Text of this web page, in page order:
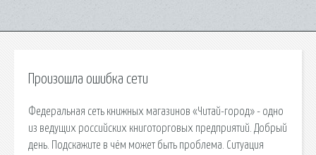
Произошла ошибка сети
Федеральная сеть книжных магазинов «Читай-город» - одно
из ведущих российских книготорговых предприятий. Добрый
день. Подскажите в чём может быть проблема. Ситуация